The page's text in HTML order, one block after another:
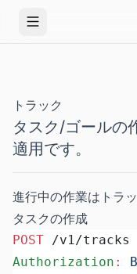
メニューを開く
トラック
タスク/ゴールの
適用です。
進行中の作業はトラ
タスクの作成
POST /v1/tracks
Authorization :